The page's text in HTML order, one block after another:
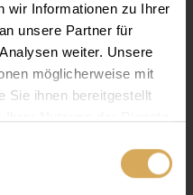
wir Informationen zu Ihrer
unsere Partner für
weiter. Unsere
möglicherweise mit
Sie ihnen bereitgestellt